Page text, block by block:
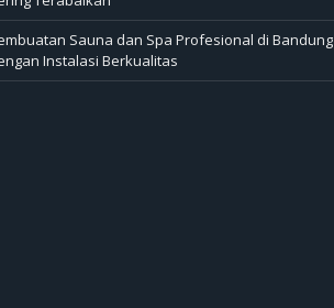
Sauna dan Spa Profesional di Bandung
Instalasi Berkualitas